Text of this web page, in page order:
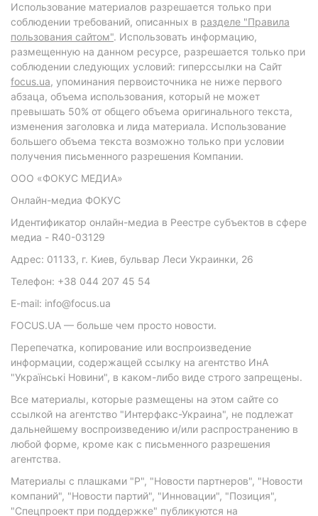
Использование материалов разрешается только при
соблюдении требований, описанных в разделе "Правила
пользования сайтом". Использовать информацию,
размещенную на данном ресурсе, разрешается только при
соблюдении следующих условий: гиперссылки на Сайт
focus.ua, упоминания первоисточника не ниже первого
абзаца, объема использования, который не может
превышать 50% от общего объема оригинального текста,
изменения заголовка и лида материала. Использование
большего объема текста возможно только при условии
получения письменного разрешения Компании.
ООО «ФОКУС МЕДИА»
Онлайн-медиа ФОКУС
Идентификатор онлайн-медиа в Реестре субъектов в сфере
медиа - R40-03129
Адрес: 01133, г. Киев, бульвар Леси Украинки, 26
Телефон: +38 044 207 45 54
E-mail: info@focus.ua
FOCUS.UA — больше чем просто новости.
Перепечатка, копирование или воспроизведение
информации, содержащей ссылку на агентство ИнА
"Українські Новини", в каком-либо виде строго запрещены.
Все материалы, которые размещены на этом сайте со
ссылкой на агентство "Интерфакс-Украина", не подлежат
дальнейшему воспроизведению и/или распространению в
любой форме, кроме как с письменного разрешения
агентства.
Материалы с плашками "Р", "Новости партнеров", "Новости
компаний", "Новости партий", "Инновации", "Позиция",
"Спецпроект при поддержке" публикуются на